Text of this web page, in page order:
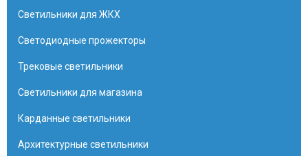
Светильники для ЖКХ
Светодиодные прожекторы
Трековые светильники
Светильники для магазина
Карданные светильники
Архитектурные светильники